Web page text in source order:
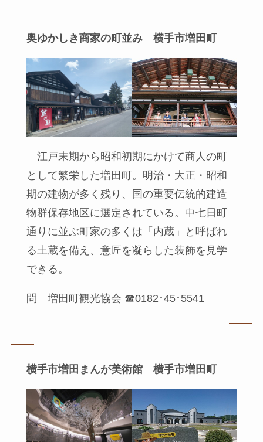
奥ゆかしき商家の町並み 横手市増田町
江戸末期から昭和初期にかけて商人の町
として繁栄した増田町。明治・大正・昭和
期の建物が多く残り、国の重要伝統的建造
物群保存地区に選定されている。中七日町
通りに並ぶ町家の多くは「内蔵」と呼ばれ
る土蔵を備え、意匠を凝らした装飾を見学
できる。
問 増田町観光協会 ☎0182･45･5541
横手市増田まんが美術館 横手市増田町